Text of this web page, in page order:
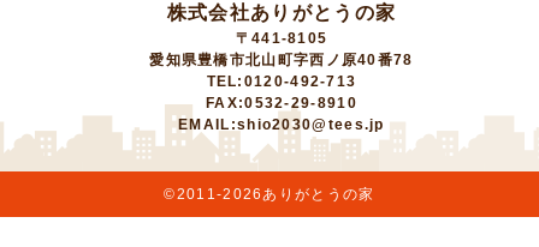
株式会社ありがとうの家
〒441-8105
愛知県豊橋市北山町字西ノ原40番78
TEL:0120-492-713
FAX:0532-29-8910
EMAIL:shio2030@tees.jp
©2011-2026ありがとうの家